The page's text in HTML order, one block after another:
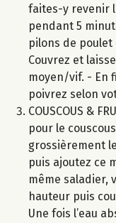
faites-y revenir
pendant 5
pilons de
Couvrez et
moyen/vif. - En
poivrez selon
COUSCOUS &
pour le
grossièrement
puis ajoutez ce
même saladier,
hauteur puis
Une fois l’eau